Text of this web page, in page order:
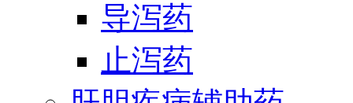
导泻药
止泻药